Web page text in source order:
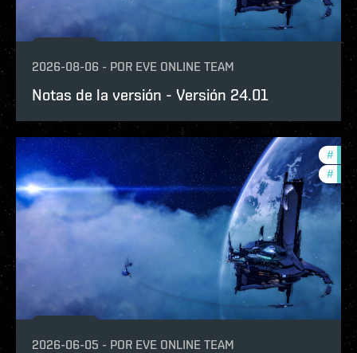
2026-08-06 - POR EVE ONLINE TEAM
Notas de la versión - Versión 24.01
#
#
2026-06-05 - POR EVE ONLINE TEAM